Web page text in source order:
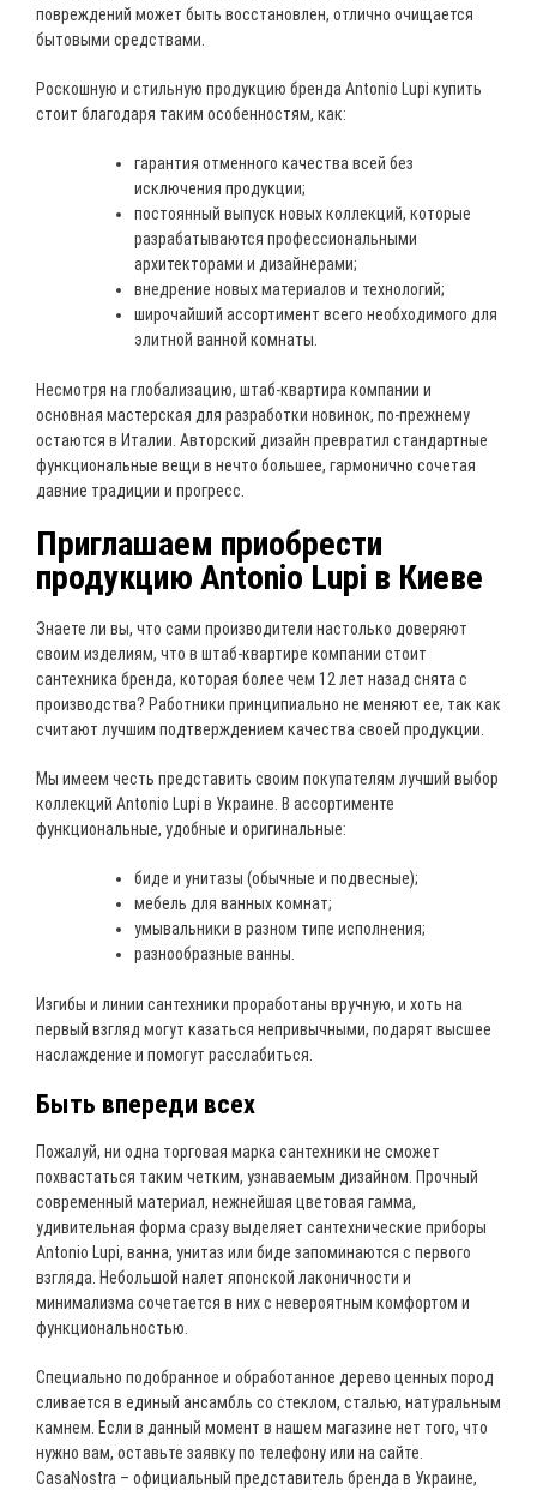
повреждений может быть восстановлен, отлично очищается
бытовыми средствами.
Роскошную и стильную продукцию бренда Antonio Lupi купить
стоит благодаря таким особенностям, как:
гарантия отменного качества всей без
исключения продукции;
постоянный выпуск новых коллекций, которые
разрабатываются профессиональными
архитекторами и дизайнерами;
внедрение новых материалов и технологий;
широчайший ассортимент всего необходимого для
элитной ванной комнаты.
Несмотря на глобализацию, штаб-квартира компании и
основная мастерская для разработки новинок, по-прежнему
остаются в Италии. Авторский дизайн превратил стандартные
функциональные вещи в нечто большее, гармонично сочетая
давние традиции и прогресс.
Приглашаем приобрести
продукцию Antonio Lupi в Киеве
Знаете ли вы, что сами производители настолько доверяют
своим изделиям, что в штаб-квартире компании стоит
сантехника бренда, которая более чем 12 лет назад снята с
производства? Работники принципиально не меняют ее, так как
считают лучшим подтверждением качества своей продукции.
Мы имеем честь представить своим покупателям лучший выбор
коллекций Antonio Lupi в Украине. В ассортименте
функциональные, удобные и оригинальные:
биде и унитазы (обычные и подвесные);
мебель для ванных комнат;
умывальники в разном типе исполнения;
разнообразные ванны.
Изгибы и линии сантехники проработаны вручную, и хоть на
первый взгляд могут казаться непривычными, подарят высшее
наслаждение и помогут расслабиться.
Быть впереди всех
Пожалуй, ни одна торговая марка сантехники не сможет
похвастаться таким четким, узнаваемым дизайном. Прочный
современный материал, нежнейшая цветовая гамма,
удивительная форма сразу выделяет сантехнические приборы
Antonio Lupi, ванна, унитаз или биде запоминаются с первого
взгляда. Небольшой налет японской лаконичности и
минимализма сочетается в них с невероятным комфортом и
функциональностью.
Специально подобранное и обработанное дерево ценных пород
сливается в единый ансамбль со стеклом, сталью, натуральным
камнем. Если в данный момент в нашем магазине нет того, что
нужно вам, оставьте заявку по телефону или на сайте.
CasaNostra – официальный представитель бренда в Украине,